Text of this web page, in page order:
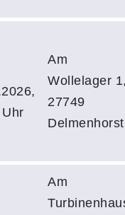
Am
Wollelager
27749
Am